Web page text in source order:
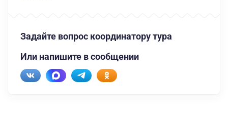
Задайте вопрос координатору тура
Или напишите в сообщении